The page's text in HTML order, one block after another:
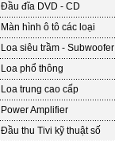
Đầu đĩa DVD - CD
Màn hình ô tô các loại
Loa siêu trầm - Subwoofer
Loa phổ thông
Loa trung cao cấp
Power Amplifier
Đầu thu Tivi kỹ thuật số